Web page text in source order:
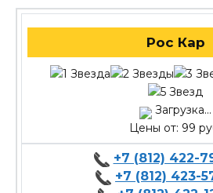
Рос Кар
Загрузка...
Цены от: 99
+7 (812) 422-
+7 (812) 423-